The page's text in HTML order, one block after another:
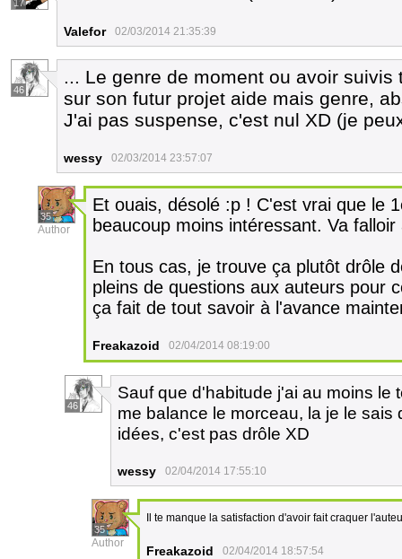
17
Valefor 02/03/2014 21:35:39
46
... Le genre de moment ou avoir
sur son futur projet aide mais genre,
J'ai pas suspense, c'est nul XD (je
wessy 02/03/2014 23:57:07
35
Author
Et ouais, désolé :p ! C'est vrai que le
beaucoup moins intéressant. Va
En tous cas, je trouve ça plutôt drôle
pleins de questions aux auteurs pour
ça fait de tout savoir à l'avance
Freakazoid 02/04/2014 08:19:00
46
Sauf que d'habitude j'ai au moins le
me balance le morceau, la je le
idées, c'est pas drôle XD
wessy 02/04/2014 17:55:10
35
Author
Il te manque la satisfaction d'avoir fait craquer
Freakazoid 02/04/2014 18:57:54